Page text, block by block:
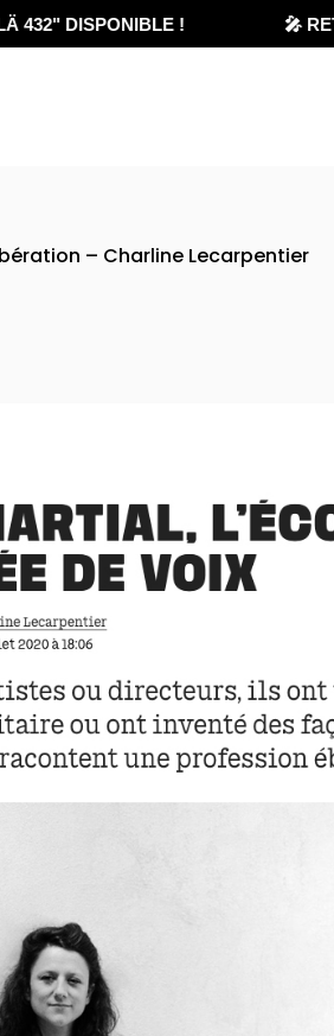
DISPONIBLE ! 🎤
– Charline Lecarpentier